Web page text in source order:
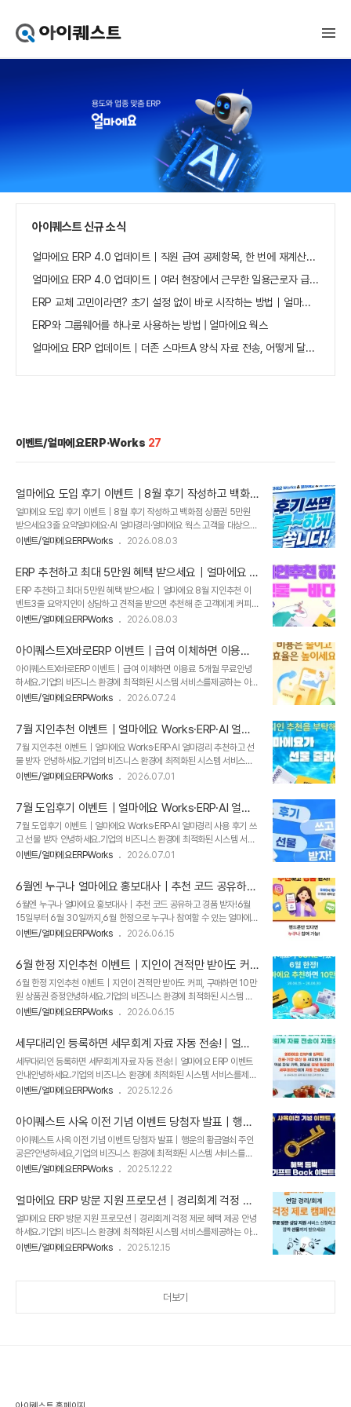
퀘
얼
마
가
기
아이퀘스트 신규 소식
얼마에요 ERP 4.0 업데이트｜직원 급여 공제항목, 한 번에 재계산하세요
얼마에요 ERP 4.0 업데이트｜여러 현장에서 근무한 일용근로자 급여, 현장별로 선택 수집하세요
ERP 교체 고민이라면? 초기 설정 없이 바로 시작하는 방법｜얼마에요 ERP
ERP와 그룹웨어를 하나로 사용하는 방법 | 얼마에요 웍스
얼마에요 ERP 업데이트｜더존 스마트A 양식 자료 전송, 어떻게 달라졌나요?
이벤트/얼마에요ERP·Works 27
얼마에요 도입 후기 이벤트｜8월 후기 작성하고 백화
점 상품권 5만원 받으세요
얼마에요 도입 후기 이벤트｜8월 후기 작성하고 백화점 상품권 5만원
받으세요3줄 요약얼마에요·AI 얼마경리·얼마에요 웍스 고객을 대상으로
진행하는 도입 후기 이벤트입니다.2026년 8월 한 달 동안 제품 사용 경
권 5만원권을 증정합니다. 회계부터 ERP·협업까지 우리 회사에 맞는 제
품은?👉 우리 회사 맞춤 도입 문의 [클릭]
이벤트/얼마에요ERP·Works 2026.08.03
ERP 추천하고 최대 5만원 혜택 받으세요｜얼마에요 8
월 지인추천 이벤트
ERP 추천하고 최대 5만원 혜택 받으세요｜얼마에요 8월 지인추천 이
벤트3줄 요약지인이 상담하고 견적을 받으면 추천해 준 고객에게 커피
브랜드 5천원권을 드립니다.지인이 제품을 구매하면 추천해 준 고객에
마에요·얼마경리·얼마에요 웍스 중 도입하신 제품을 2개월간 무료로 이
용할 수 있습니다. 지인 추천으로 상담받고 2개월 무료 혜택까지우리 회
사에 맞는 얼마에요 제품을 확인해 보세요!👉 지인 추천 도입 문의하기
[클릭]
이벤트/얼마에요ERP·Works 2026.08.03
아이퀘스트X바로ERP 이벤트｜급여 이체하면 이용료
5개월 무료
아이퀘스트X바로ERP 이벤트｜급여 이체하면 이용료 5개월 무료안녕
하세요.기업의 비즈니스 환경에 최적화된 시스템 서비스를제공하는 아이
퀘스트입니다.​ERP 도입 비용, 지금 확 줄여보세요!​아이퀘스트 신규 고객
조건을 충족하면 5개월 이용료 면제까지 추가로 지원받을 수 있습니다.​
기존 고객에게도 스크래핑 서비스 12개월 무료 혜택이 제공되는본 이벤
트 관련한 자세한 내용은 아래를 참고해 주시길 바랍니다. 1. 신규 고객
기본 혜택 신규 가입하고 '바로ERP' 약정 및 아이퀘스트 연계한 고객에
게는✅ 가입비 11만 원 면제✅ 첫 달 이용료 면제​​​ 2. 신규 & 기존 고객 제
이벤트/얼마에요ERP·Works 2026.07.24
7월 지인추천 이벤트｜얼마에요 Works·ERP·AI 얼마
경리 추천하고 선물 받자
7월 지인추천 이벤트｜얼마에요 Works·ERP·AI 얼마경리 추천하고 선
물 받자 안녕하세요.기업의 비즈니스 환경에 최적화된 시스템 서비스를
제공하는 아이퀘스트입니다. 7월 한 달 동안 특별한 지인추천 이벤트를
벤트를 통해 추천하는 분도, 추천받은 분도 함께 혜택을 받아보세요! 본
이벤트 관련한 자세한 내용은아래를 참고해 주시길 바랍니다.7월 한정
추천 혜택 받고 시작하세요얼마에요 도입문의 바로가기 [클릭]
이벤트/얼마에요ERP·Works 2026.07.01
7월 도입후기 이벤트｜얼마에요 Works·ERP·AI 얼마
경리 사용 후기 쓰고 선물 받자
7월 도입후기 이벤트｜얼마에요 Works·ERP·AI 얼마경리 사용 후기 쓰
고 선물 받자 안녕하세요.기업의 비즈니스 환경에 최적화된 시스템 서비
스를제공하는 아이퀘스트입니다. 얼마에요를 도입한 뒤 달라진 업무 경
게 남겨주세요. 소중한 후기를 남겨주신 분 중 선정하여백화점 상품권 5
만원권을 선물로 드립니다. 본 이벤트 관련한 자세한 내용은아래를 참고
해 주시길 바랍니다.우리 회사에 맞는 업무관리 솔루션이 궁금하다면?얼
마에요 도입문의 바로가기 [클릭]
이벤트/얼마에요ERP·Works 2026.07.01
6월엔 누구나 얼마에요 홍보대사｜추천 코드 공유하고
경품 받자!
6월엔 누구나 얼마에요 홍보대사｜추천 코드 공유하고 경품 받자!6월
15일부터 6월 30일까지,6월 한정으로 누구나 참여할 수 있는 얼마에요
홍보대사 이벤트가 진행됩니다.​본 이벤트 관련한 자세한 내용은아래를
[클릭]​② 핸드폰 번호 입력 란에 번호 입력 및 [코드 만들고 전달하기] 클
릭​③ [이미지 저장하기] 클릭해 추천코드 이미지 저장 및 ERP/회계 프로
그램/그룹웨어 도입 고민하는 친구에게 코드 전달​(+) 이미지 저장 후 [전
체 복사하기] 클릭해 SNS 공유 후[게시글 인증하기] 클릭해 인증하기​※
SNS 게시글에 "본 게시물의 추천 코드로 신규 구매 발생 시, 게시자는
이벤트/얼마에요ERP·Works 2026.06.15
6월 한정 지인추천 이벤트｜지인이 견적만 받아도 커
피, 구매하면 10만원 상품권 증정
6월 한정 지인추천 이벤트｜지인이 견적만 받아도 커피, 구매하면 10만
원 상품권 증정안녕하세요.기업의 비즈니스 환경에 최적화된 시스템 서
비스를제공하는 아이퀘스트입니다.​얼마에요를 주변에 추천하고 혜택까
련한 자세한 내용은아래를 참고해 주시길 바랍니다.👉 ERP 도입 고민
중이라면? 지금 상담 신청하기 [클릭] ​ ​​ 지금 이 글을 읽고 계신 분들은 아
래 글도 함께 읽고 있습니다.제조업 도입 후기 매입매출장부 필수 항목 8
가지
이벤트/얼마에요ERP·Works 2026.06.15
세무대리인 등록하면 세무회계 자료 자동 전송! | 얼마
에요 ERP 이벤트 안내
세무대리인 등록하면 세무회계 자료 자동 전송! | 얼마에요 ERP 이벤트
안내안녕하세요.기업의 비즈니스 환경에 최적화된 시스템 서비스를제공
하는 아이퀘스트입니다.​중소기업 경리 업무 부담을 줄이기 위해얼마에요
본 이벤트 관련한 자세한 내용은아래를 참고해 주시길 바랍니다.세무대
리인 등록하면 세무회계 자료 전송이 자동으로!🙌 참여 대상얼마에요
ERP / AI 얼마경리 이용 고객​ 🔎 이벤트 내용세무대리인을 시스템에 등
록하면, 얼마에요 ERP/AI 얼마경리에 입력된 세무·회계 자료가 자동으
로 전송됩니다.​- 기장·결산 자료 자동 전송 (이메일 또는 카카오톡)- 세
향상..
이벤트/얼마에요ERP·Works 2025.12.26
아이퀘스트 사옥 이전 기념 이벤트 당첨자 발표｜행운
의 황금열쇠 주인공은?
아이퀘스트 사옥 이전 기념 이벤트 당첨자 발표｜행운의 황금열쇠 주인
공은?안녕하세요,기업의 비즈니스 환경에 최적화된 시스템 서비스를제
공하는 아이퀘스트입니다. 👉 지난 "사옥 이전 기념-행운의 황금열쇠"
입 고객 대상 총 1천만 원 혜택! (10/13~10/31)[사옥 이전 기념 이벤트]
단 3주간, 아이퀘스트 신규 도입 고객 대상 총 1천만 원 혜택!
(10/13~10/31) 안녕하세요.기업의 비즈니스 환경에 최적화된 시스템
서비스를제공하는 아이퀘스트입니다. 지blog.iquest.co.kr지난 10월
13일부터 31일까지, 단 3주간 진행된 "아이퀘스트 사옥 이전 기념 – 행
이벤트/얼마에요ERP·Works 2025.12.22
얼마에요 ERP 방문 지원 프로모션｜경리회계 걱정 제
로 혜택 제공
얼마에요 ERP 방문 지원 프로모션｜경리회계 걱정 제로 혜택 제공 안녕
하세요.기업의 비즈니스 환경에 최적화된 시스템 서비스를제공하는 아이
퀘스트입니다. 연말 결산과 내년 준비로 경리회계 업무가 가장 바쁜 12
트 기간 : 2025년 12월 15일(월) ~ 12월 31일(수) 👉 이벤트 대상 : 1)
이벤트/얼마에요ERP·Works 2025.12.15
더보기